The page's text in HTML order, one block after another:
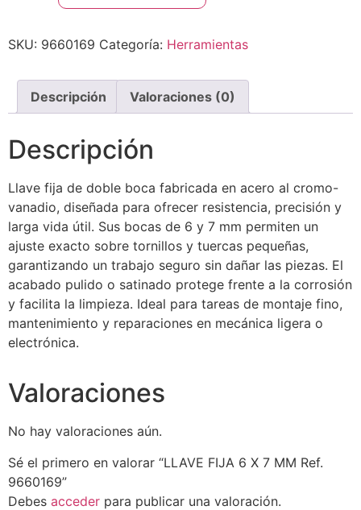
SKU: 9660169 Categoría: Herramientas
Descripción Valoraciones (0)
Descripción
Llave fija de doble boca fabricada en acero al cromo-
vanadio, diseñada para ofrecer resistencia, precisión y
larga vida útil. Sus bocas de 6 y 7 mm permiten un
ajuste exacto sobre tornillos y tuercas pequeñas,
garantizando un trabajo seguro sin dañar las piezas. El
acabado pulido o satinado protege frente a la corrosión
y facilita la limpieza. Ideal para tareas de montaje fino,
mantenimiento y reparaciones en mecánica ligera o
electrónica.
Valoraciones
No hay valoraciones aún.
Sé el primero en valorar “LLAVE FIJA 6 X 7 MM Ref.
9660169”
Debes acceder para publicar una valoración.